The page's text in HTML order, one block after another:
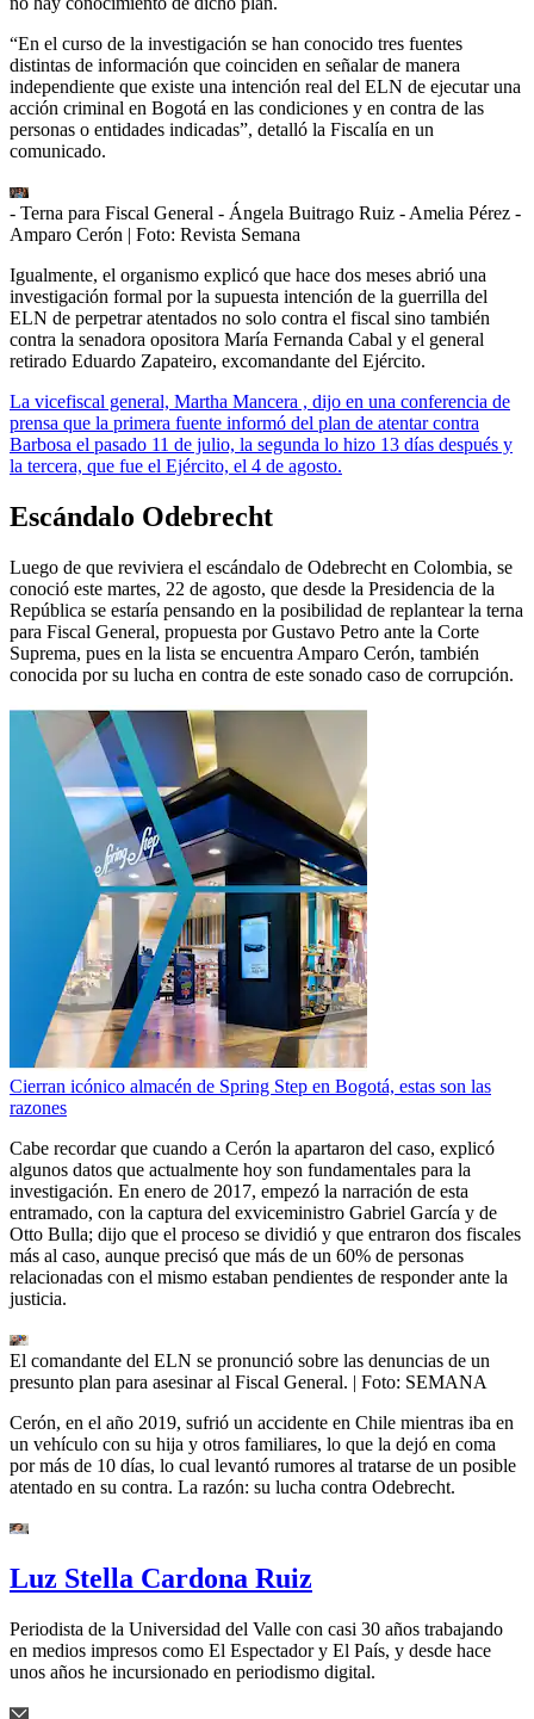
“En el curso de la investigación se han conocido tres fuentes
distintas de información que coinciden en señalar de manera
independiente que existe una intención real del ELN de ejecutar una
acción criminal en Bogotá en las condiciones y en contra de las
personas o entidades indicadas”, detalló la Fiscalía en un
comunicado.
- Terna para Fiscal General - Ángela Buitrago Ruiz - Amelia Pérez -
Amparo Cerón | Foto: Revista Semana
Igualmente, el organismo explicó que hace dos meses abrió una
investigación formal por la supuesta intención de la guerrilla del
ELN de perpetrar atentados no solo contra el fiscal sino también
contra la senadora opositora María Fernanda Cabal y el general
retirado Eduardo Zapateiro, excomandante del Ejército.
La vicefiscal general, Martha Mancera , dijo en una conferencia de
prensa que la primera fuente informó del plan de atentar contra
Barbosa el pasado 11 de julio, la segunda lo hizo 13 días después y
la tercera, que fue el Ejército, el 4 de agosto.
Escándalo Odebrecht
Luego de que reviviera el escándalo de Odebrecht en Colombia, se
conoció este martes, 22 de agosto, que desde la Presidencia de la
República se estaría pensando en la posibilidad de replantear la terna
para Fiscal General, propuesta por Gustavo Petro ante la Corte
Suprema, pues en la lista se encuentra Amparo Cerón, también
conocida por su lucha en contra de este sonado caso de corrupción.
Cierran icónico almacén de Spring Step en Bogotá, estas son las
razones
Cabe recordar que cuando a Cerón la apartaron del caso, explicó
algunos datos que actualmente hoy son fundamentales para la
investigación. En enero de 2017, empezó la narración de esta
entramado, con la captura del exviceministro Gabriel García y de
Otto Bulla; dijo que el proceso se dividió y que entraron dos fiscales
más al caso, aunque precisó que más de un 60% de personas
relacionadas con el mismo estaban pendientes de responder ante la
justicia.
El comandante del ELN se pronunció sobre las denuncias de un
presunto plan para asesinar al Fiscal General. | Foto: SEMANA
Cerón, en el año 2019, sufrió un accidente en Chile mientras iba en
un vehículo con su hija y otros familiares, lo que la dejó en coma
por más de 10 días, lo cual levantó rumores al tratarse de un posible
atentado en su contra. La razón: su lucha contra Odebrecht.
Luz Stella Cardona Ruiz
Periodista de la Universidad del Valle con casi 30 años trabajando
en medios impresos como El Espectador y El País, y desde hace
unos años he incursionado en periodismo digital.